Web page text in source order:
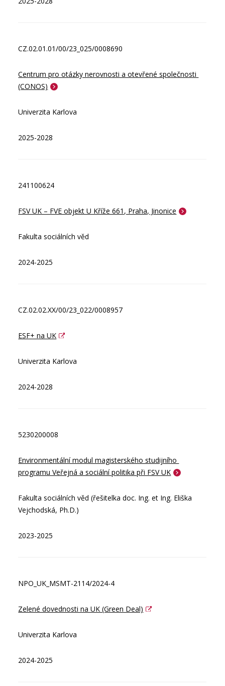
CZ.02.01.01/00/23_025/0008690
Centrum pro otázky nerovnosti a otevřené společnosti
(CONOS)
Univerzita Karlova
2025-2028
241100624
FSV UK – FVE objekt U Kříže 661, Praha, Jinonice
Fakulta sociálních věd
2024-2025
CZ.02.02.XX/00/23_022/0008957
ESF+ na UK
Univerzita Karlova
2024-2028
5230200008
Environmentální modul magisterského studijního
programu Veřejná a sociální politika při FSV UK
Fakulta sociálních věd (řešitelka doc. Ing. et Ing. Eliška
Vejchodská, Ph.D.)
2023-2025
NPO_UK_MSMT-2114/2024-4
Zelené dovednosti na UK (Green Deal)
Univerzita Karlova
2024-2025